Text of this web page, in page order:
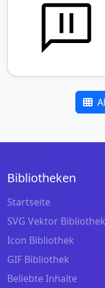
Bibliotheken
Startseite
SVG Vektor Bibliothek
Icon Bibliothek
GIF Bibliothek
Beliebte Inhalte